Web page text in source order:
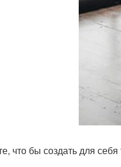
что бы создать для